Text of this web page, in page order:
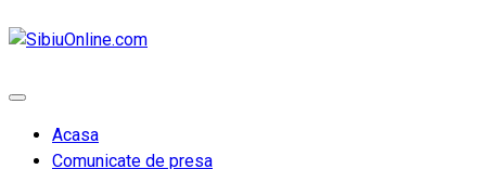
Acasa
Comunicate de presa